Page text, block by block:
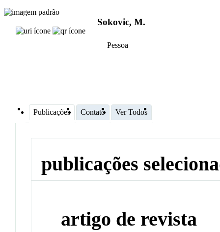
Sokovic, M.
Pessoa
Publicações Contato Ver Todos
publicações
artigo de revista